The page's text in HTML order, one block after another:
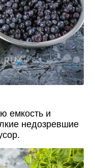
емкость и
недозревшие